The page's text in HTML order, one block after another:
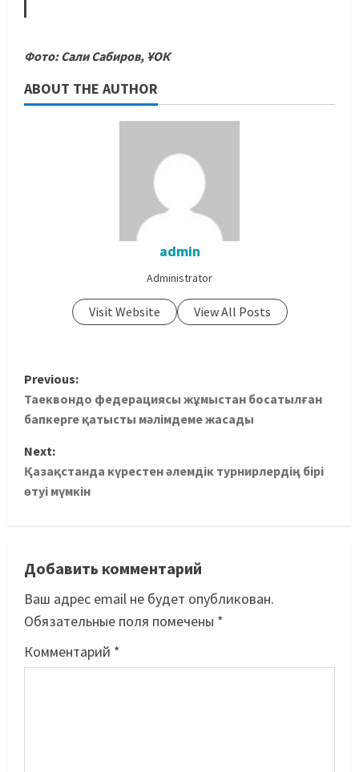
Фото: Сали Сабиров, ҰОК
ABOUT THE AUTHOR
admin
Administrator
Visit Website View All Posts
Previous:
Таеквондо федерациясы жұмыстан босатылған
бапкерге қатысты мәлімдеме жасады
Next:
Қазақстанда күрестен әлемдік турнирлердің бірі
өтуі мүмкін
Добавить комментарий
Ваш адрес email не будет опубликован.
Обязательные поля помечены *
Комментарий *